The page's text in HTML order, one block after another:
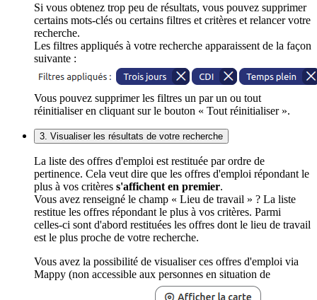
Si vous obtenez trop peu de résultats, vous pouvez supprimer
certains mots-clés ou certains filtres et critères et relancer votre
recherche.
Les filtres appliqués à votre recherche apparaissent de la façon
suivante :
Vous pouvez supprimer les filtres un par un ou tout
réinitialiser en cliquant sur le bouton « Tout réinitialiser ».
3. Visualiser les résultats de votre recherche
La liste des offres d'emploi est restituée par ordre de
pertinence. Cela veut dire que les offres d'emploi répondant le
plus à vos critères s'affichent en premier.
Vous avez renseigné le champ « Lieu de travail » ? La liste
restitue les offres répondant le plus à vos critères. Parmi
celles-ci sont d'abord restituées les offres dont le lieu de travail
est le plus proche de votre recherche.
Vous avez la possibilité de visualiser ces offres d'emploi via
Mappy (non accessible aux personnes en situation de